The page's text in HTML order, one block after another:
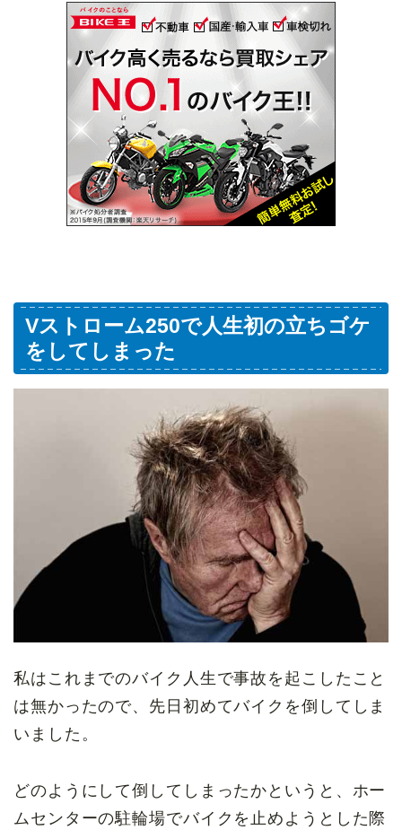
Vストローム250で人生初の立ちゴケ
をしてしまった
私はこれまでのバイク人生で事故を起こしたこと
は無かったので、先日初めてバイクを倒してしま
いました。
どのようにして倒してしまったかというと、ホー
ムセンターの駐輪場でバイクを止めようとした際